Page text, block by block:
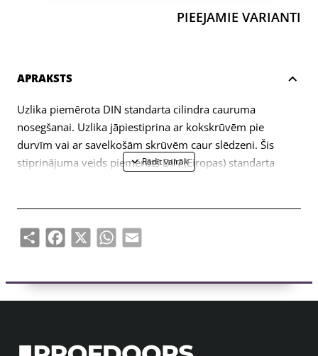
PIEEJAMIE VARIANTI
APRAKSTS
Uzlika piemērota DIN standarta cilindra cauruma
nosegšanai. Uzlika jāpiestiprina ar kokskrūvēm pie
durvīm vai ar savelkošām skrūvēm caur slēdzeni. Šis
stiprinājuma veids piemērots DIN (Eiropas) standarta
Share Facebook
X WhatsApp
Email